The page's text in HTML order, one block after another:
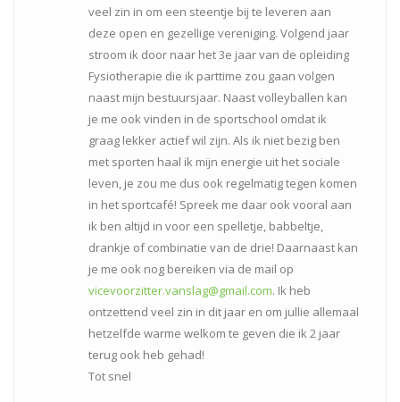
veel zin in om een steentje bij te leveren aan
deze open en gezellige vereniging. Volgend jaar
stroom ik door naar het 3e jaar van de opleiding
Fysiotherapie die ik parttime zou gaan volgen
naast mijn bestuursjaar. Naast volleyballen kan
je me ook vinden in de sportschool omdat ik
graag lekker actief wil zijn. Als ik niet bezig ben
met sporten haal ik mijn energie uit het sociale
leven, je zou me dus ook regelmatig tegen komen
in het sportcafé! Spreek me daar ook vooral aan
ik ben altijd in voor een spelletje, babbeltje,
drankje of combinatie van de drie! Daarnaast kan
je me ook nog bereiken via de mail op
vicevoorzitter.vanslag@gmail.com. Ik heb
ontzettend veel zin in dit jaar en om jullie allemaal
hetzelfde warme welkom te geven die ik 2 jaar
terug ook heb gehad!
Tot snel